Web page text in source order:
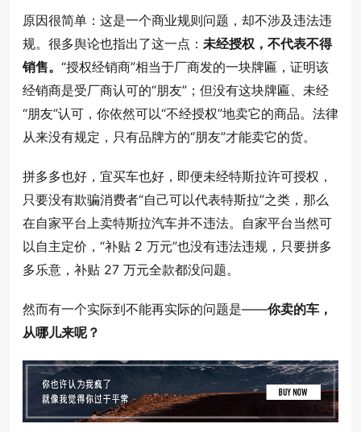
原因很简单：这是一个商业规则问题，却不涉及违法违
规。很多舆论也指出了这一点： 未经授权，不代表不得
销售。 “授权经销商”相当于厂商发的一块牌匾，证明该
经销商是受厂商认可的“朋友”；但没有这块牌匾、未经
“朋友”认可，你依然可以“不经授权”地卖它的商品。法律
从来没有规定，只有品牌方的“朋友”才能卖它的货。
拼多多也好，宜买车也好，即便未经特斯拉许可授权，
只要没有欺骗消费者“自己可以代表特斯拉”之类，那么
在自家平台上卖特斯拉汽车并不违法。自家平台当然可
以自主定价，“补贴 2 万元”也没有违法违规，只要拼多
多乐意，补贴 27 万元全款都没问题。
然而有一个实际到不能再实际的问题是——你卖的车，
从哪儿来呢？